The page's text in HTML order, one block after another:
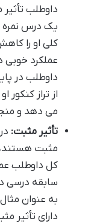
داوطلب تأثیر
یک درس نمره
کلی او را
عملکرد خوبی
داوطلب در
از تراز کنکور
می دهد و
تأثیر مثبت:
مثبت هستند،
کل داوطلب
سابقه درسی
دارای تأثیر